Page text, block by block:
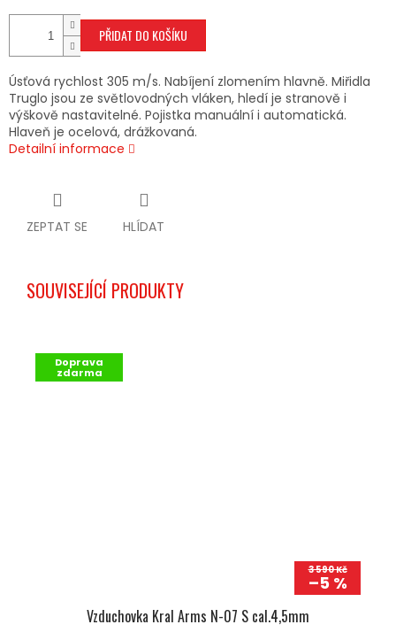
PŘIDAT DO KOŠÍKU
Úsťová rychlost 305 m/s. Nabíjení zlomením hlavně. Miřidla
Truglo jsou ze světlovodných vláken, hledí je stranově i
výškově nastavitelné. Pojistka manuální i automatická.
Hlaveň je ocelová, drážkovaná.
Detailní informace
ZEPTAT SE HLÍDAT
SOUVISEJÍCÍ PRODUKTY
Doprava
zdarma
3 590 Kč
–5 %
Vzduchovka Kral Arms N-07 S cal.4,5mm